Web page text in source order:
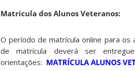
Matrícula dos Alunos Veteranos:
O período de matrícula online para
de matrícula deverá ser
orientações: MATRÍCULA ALUNOS